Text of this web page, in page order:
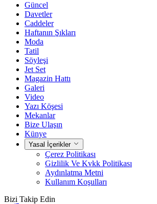
Güncel
Davetler
Caddeler
Haftanın Şıkları
Moda
Tatil
Söyleşi
Jet Set
Magazin Hattı
Galeri
Video
Yazı Köşesi
Mekanlar
Bize Ulaşın
Künye
Yasal İçerikler
Çerez Politikası
Gizlilik Ve Kvkk Politikası
Aydınlatma Metni
Kullanım Koşulları
Bizi Takip Edin